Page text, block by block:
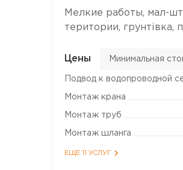
Мелкие работы, мал-
територии, грунтівка,
Цены Минимальная
Подвод к водопроводной
Монтаж крана
Монтаж труб
Монтаж шланга
ЕЩЕ 11 УСЛУГ